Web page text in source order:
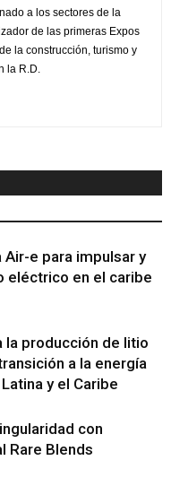
a los sectores de la
de las primeras Expos
la construcción, turismo y
la R.D.
Air-e para impulsar y
eléctrico en el caribe
la producción de litio
a la energía
y el Caribe
con
Rare Blends